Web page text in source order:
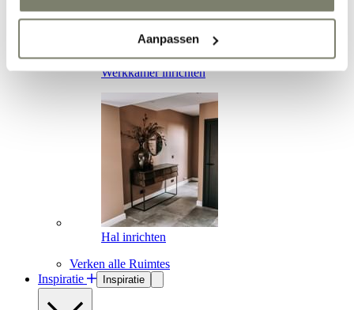
Aanpassen
Werkkamer inrichten
Hal inrichten
Verken alle Ruimtes
Inspiratie
Inspiratie